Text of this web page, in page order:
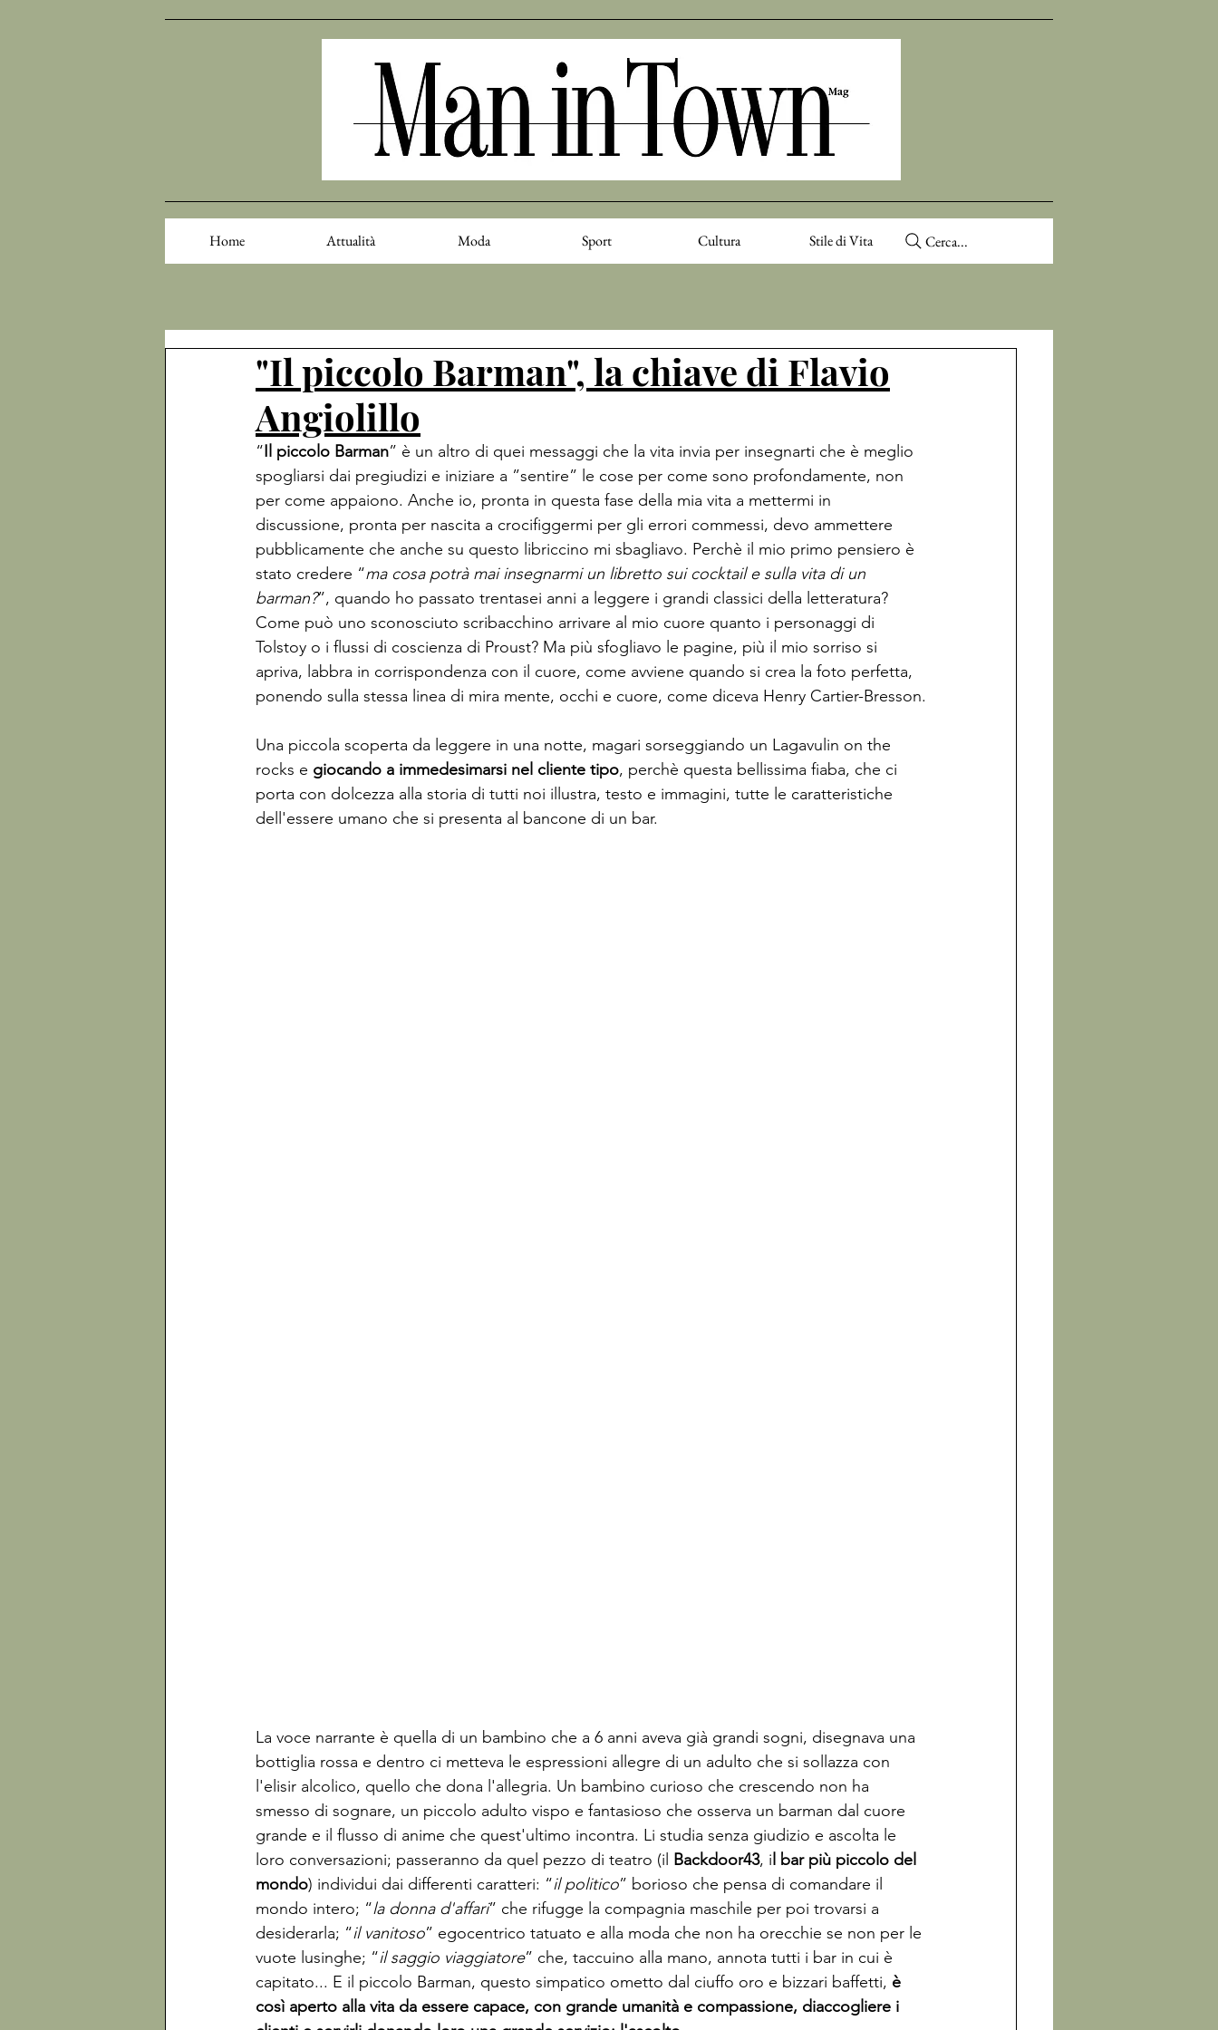
Home Attualità Moda Sport Cultura Stile di Vita Cerca...
"Il piccolo Barman", la chiave di Flavio
Angiolillo
“Il piccolo Barman” è un altro di quei messaggi che la vita invia per insegnarti che è meglio
spogliarsi dai pregiudizi e iniziare a ”sentire” le cose per come sono profondamente, non
per come appaiono. Anche io, pronta in questa fase della mia vita a mettermi in
discussione, pronta per nascita a crocifiggermi per gli errori commessi, devo ammettere
pubblicamente che anche su questo libriccino mi sbagliavo. Perchè il mio primo pensiero è
stato credere “ma cosa potrà mai insegnarmi un libretto sui cocktail e sulla vita di un
barman?”, quando ho passato trentasei anni a leggere i grandi classici della letteratura?
Come può uno sconosciuto scribacchino arrivare al mio cuore quanto i personaggi di
Tolstoy o i flussi di coscienza di Proust? Ma più sfogliavo le pagine, più il mio sorriso si
apriva, labbra in corrispondenza con il cuore, come avviene quando si crea la foto perfetta,
ponendo sulla stessa linea di mira mente, occhi e cuore, come diceva Henry Cartier-Bresson.
Una piccola scoperta da leggere in una notte, magari sorseggiando un Lagavulin on the
rocks e giocando a immedesimarsi nel cliente tipo, perchè questa bellissima fiaba, che ci
porta con dolcezza alla storia di tutti noi illustra, testo e immagini, tutte le caratteristiche
dell'essere umano che si presenta al bancone di un bar.
La voce narrante è quella di un bambino che a 6 anni aveva già grandi sogni, disegnava una
bottiglia rossa e dentro ci metteva le espressioni allegre di un adulto che si sollazza con
l'elisir alcolico, quello che dona l'allegria. Un bambino curioso che crescendo non ha
smesso di sognare, un piccolo adulto vispo e fantasioso che osserva un barman dal cuore
grande e il flusso di anime che quest'ultimo incontra. Li studia senza giudizio e ascolta le
loro conversazioni; passeranno da quel pezzo di teatro (il Backdoor43, il bar più piccolo del
mondo) individui dai differenti caratteri: “il politico” borioso che pensa di comandare il
mondo intero; “la donna d'affari” che rifugge la compagnia maschile per poi trovarsi a
desiderarla; “il vanitoso” egocentrico tatuato e alla moda che non ha orecchie se non per le
vuote lusinghe; “il saggio viaggiatore” che, taccuino alla mano, annota tutti i bar in cui è
capitato... E il piccolo Barman, questo simpatico ometto dal ciuffo oro e bizzari baffetti, è
così aperto alla vita da essere capace, con grande umanità e compassione, diaccogliere i